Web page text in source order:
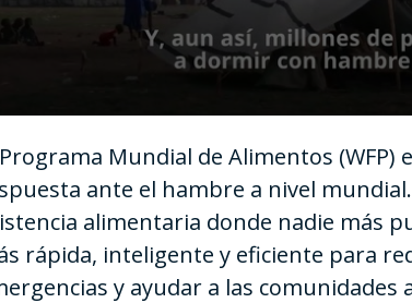
Volume
Mundial de Alimentos
ante el hambre a nivel
alimentaria donde nadie más
rápida, inteligente y eficiente para
y ayudar a las